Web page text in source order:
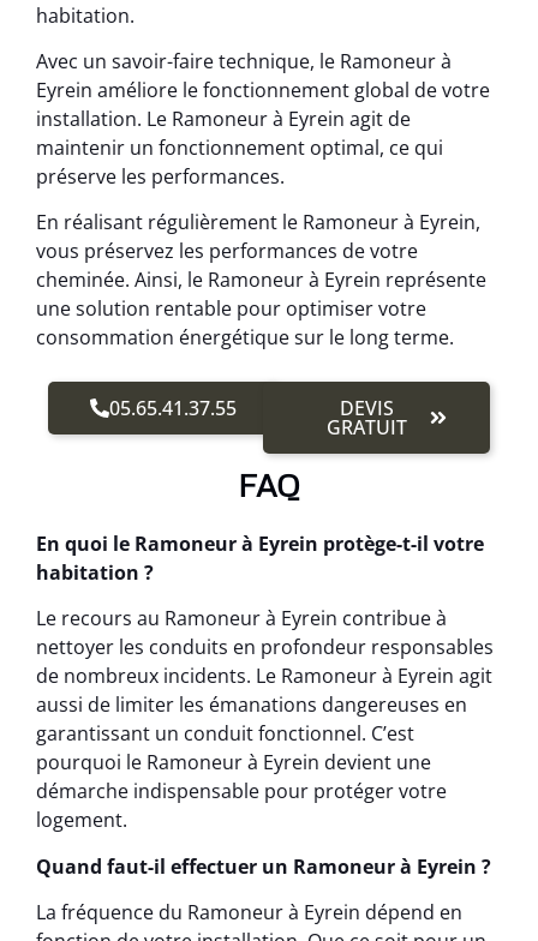
habitation.
Avec un savoir-faire technique, le Ramoneur à
Eyrein améliore le fonctionnement global de votre
installation. Le Ramoneur à Eyrein agit de
maintenir un fonctionnement optimal, ce qui
préserve les performances.
En réalisant régulièrement le Ramoneur à Eyrein,
vous préservez les performances de votre
cheminée. Ainsi, le Ramoneur à Eyrein représente
une solution rentable pour optimiser votre
consommation énergétique sur le long terme.
05.65.41.37.55 DEVIS
GRATUIT
FAQ
En quoi le Ramoneur à Eyrein protège-t-il votre
habitation ?
Le recours au Ramoneur à Eyrein contribue à
nettoyer les conduits en profondeur responsables
de nombreux incidents. Le Ramoneur à Eyrein agit
aussi de limiter les émanations dangereuses en
garantissant un conduit fonctionnel. C’est
pourquoi le Ramoneur à Eyrein devient une
démarche indispensable pour protéger votre
logement.
Quand faut-il effectuer un Ramoneur à Eyrein ?
La fréquence du Ramoneur à Eyrein dépend en